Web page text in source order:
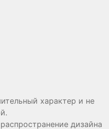
характер и не
дизайна